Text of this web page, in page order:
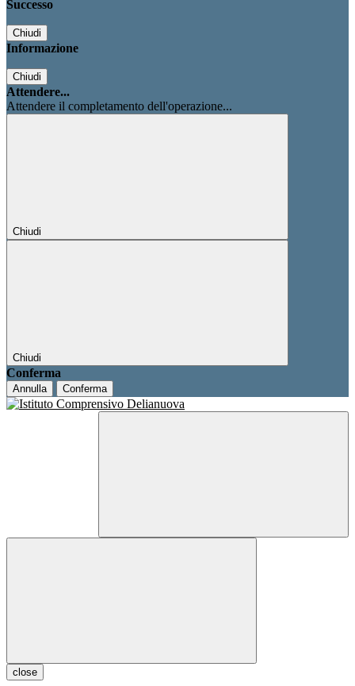
Successo
Chiudi
Informazione
Chiudi
Attendere...
Attendere il completamento dell'operazione...
Chiudi
Chiudi
Conferma
Annulla Conferma
close